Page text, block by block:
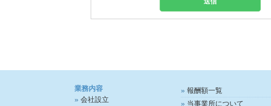
業務内容
会社設立
報酬額一覧
当事業所について